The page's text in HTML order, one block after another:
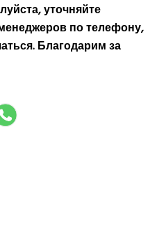
уточняйте
по телефону,
Благодарим за